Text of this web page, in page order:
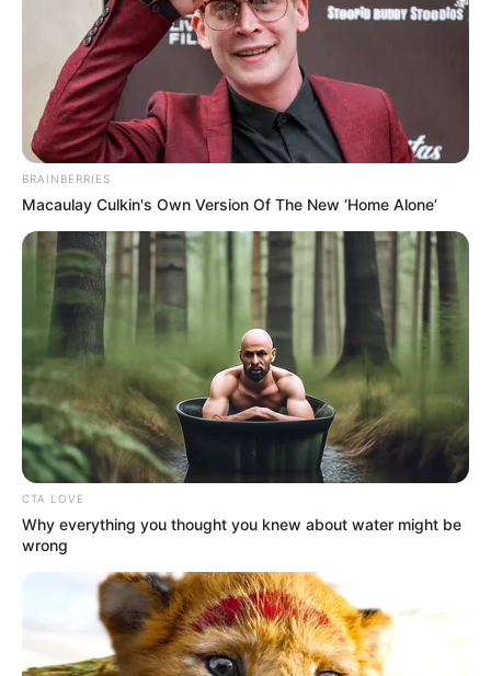
BRAINBERRIES
Macaulay Culkin's Own Version Of The New ‘Home Alone’
CTA LOVE
Why everything you thought you knew about water might be
wrong